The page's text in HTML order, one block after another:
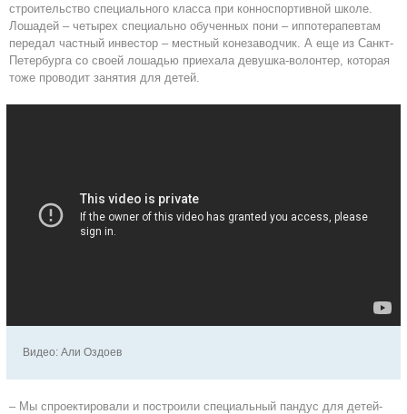
строительство специального класса при конноспортивной школе.
Лошадей – четырех специально обученных пони – иппотерапевтам
передал частный инвестор – местный конезаводчик. А еще из Санкт-
Петербурга со своей лошадью приехала девушка-волонтер, которая
тоже проводит занятия для детей.
Видео: Али Оздоев
– Мы спроектировали и построили специальный пандус для детей-